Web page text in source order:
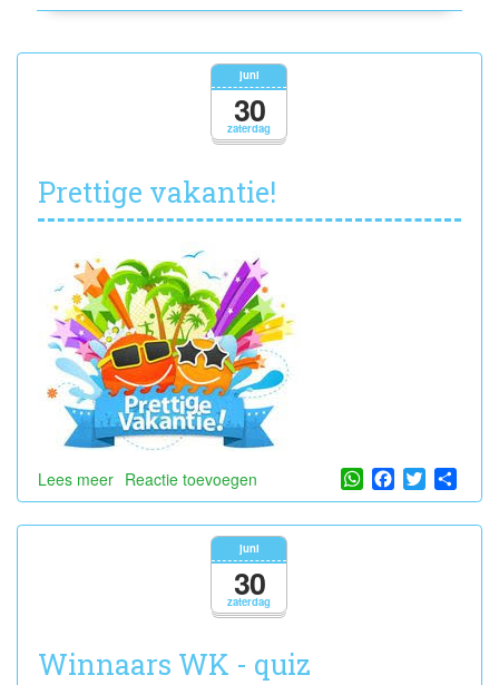
zaterdag
juni
30
Prettige vakantie!
Lees meer over
Prettige
vakantie!
Reactie toevoegen WhatsApp
Facebook
Twitter
zaterdag
juni
30
Winnaars WK - quiz